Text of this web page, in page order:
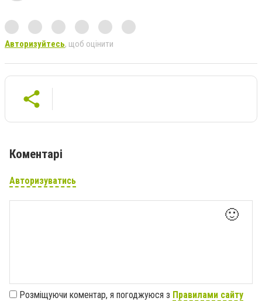
Авторизуйтесь, щоб оцінити
Коментарі
Авторизуватись
🙂
Розміщуючи коментар, я погоджуюся з Правилами сайту